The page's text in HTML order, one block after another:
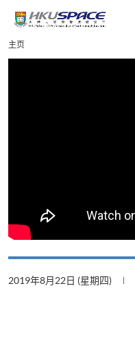
content
Main
content
主页
2019年8月22日 (星期四)